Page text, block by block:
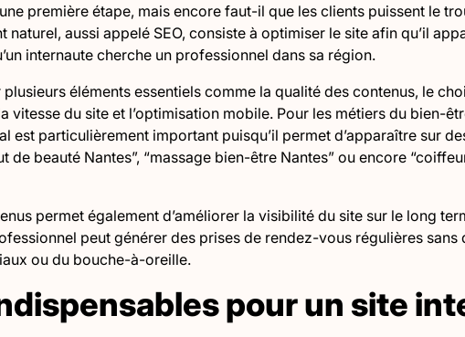
première étape, mais encore faut-il que les clients puissent le
naturel, aussi appelé SEO, consiste à optimiser le site afin qu’il
internaute cherche un professionnel dans sa région.
plusieurs éléments essentiels comme la qualité des contenus, le
vitesse du site et l’optimisation mobile. Pour les métiers du bien-
est particulièrement important puisqu’il permet d’apparaître sur
de beauté Nantes”, “massage bien-être Nantes” ou encore
permet également d’améliorer la visibilité du site sur le long
peut générer des prises de rendez-vous régulières sans
ou du bouche-à-oreille.
pour un site